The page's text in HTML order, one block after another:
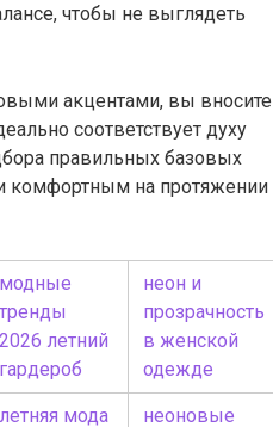
чтобы не выглядеть
акцентами, вы вносите
соответствует духу
правильных базовых
комфортным на протяжении
модные
тренды
2026 летний
гардероб
неон и
прозрачность
в женской
одежде
летняя мода неоновые